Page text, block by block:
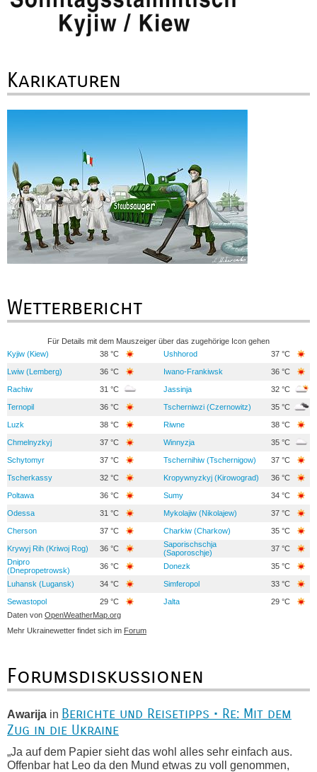
Karikaturen
Wetterbericht
Für Details mit dem Mauszeiger über das zugehörige Icon gehen
Kyjiw (Kiew)
38 °C Ushhorod 37 °C
Lwiw (Lemberg) 36 °C Iwano-Frankiwsk 36 °C
Rachiw 31 °C Jassinja 32 °C
Ternopil 36 °C Tscherniwzi (Czernowitz) 35 °C
Luzk 38 °C Riwne 38 °C
Chmelnyzkyj 37 °C Winnyzja 35 °C
Schytomyr 37 °C Tschernihiw (Tschernigow) 37 °C
Tscherkassy 32 °C Kropywnyzkyj (Kirowograd) 36 °C
Poltawa 36 °C Sumy 34 °C
Odessa 31 °C Mykolajiw (Nikolajew) 37 °C
Cherson 37 °C Charkiw (Charkow) 35 °C
Krywyj Rih (Kriwoj Rog) 36 °C
Saporischschja
(Saporoschje)
37 °C
Dnipro
(Dnepropetrowsk)
36 °C Donezk 35 °C
Luhansk (Lugansk) 34 °C Simferopol 33 °C
Sewastopol 29 °C Jalta
29 °C
Daten von OpenWeatherMap.org
Mehr Ukrainewetter findet sich im Forum
Forumsdiskussionen
Awarija in Berichte und Reisetipps • Re: Mit dem
Zug in die Ukraine
„Ja auf dem Papier sieht das wohl alles sehr einfach aus.
Offenbar hat Leo da den Mund etwas zu voll genommen,